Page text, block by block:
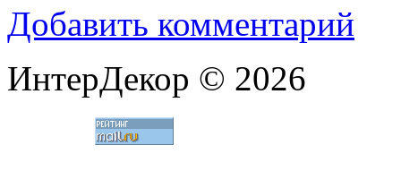
Добавить комментарий
ИнтерДекор © 2026